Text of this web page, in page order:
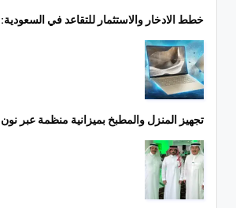
خطط الادخار والاستثمار للتقاعد في السعودية:
تجهيز المنزل والمطبخ بميزانية منظمة عبر نون